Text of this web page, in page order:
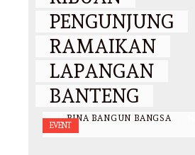
PENGUNJUNG
RAMAIKAN
LAPANGAN
BANTENG
BY BINA BANGUN BANGSA
2026
EVENT